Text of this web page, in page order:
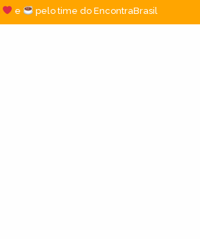
e pelo time do EncontraBrasil